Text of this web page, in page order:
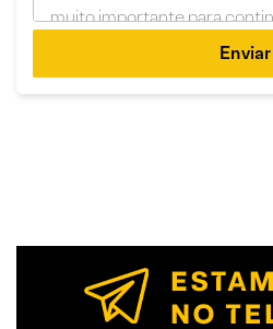
Enviar